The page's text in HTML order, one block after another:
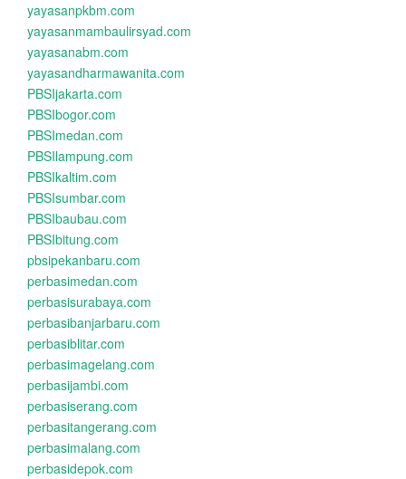
yayasanpkbm.com
yayasanmambaulirsyad.com
yayasanabm.com
yayasandharmawanita.com
PBSIjakarta.com
PBSIbogor.com
PBSImedan.com
PBSIlampung.com
PBSIkaltim.com
PBSIsumbar.com
PBSIbaubau.com
PBSIbitung.com
pbsipekanbaru.com
perbasimedan.com
perbasisurabaya.com
perbasibanjarbaru.com
perbasiblitar.com
perbasimagelang.com
perbasijambi.com
perbasiserang.com
perbasitangerang.com
perbasimalang.com
perbasidepok.com